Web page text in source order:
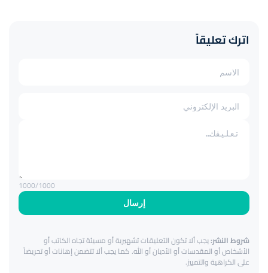
اترك تعليقاً
إرسال
1000/1000
شروط النشر:يجب ألا تكون التعليقات تشهيرية أو مسيئة تجاه الكاتب أو
الأشخاص أو المقدسات أو الأديان أو الله. كما يجب ألا تتضمن إهانات أو تحريضاً
على الكراهية والتمييز.